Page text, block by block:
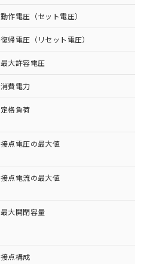
動作電圧（セット電圧）
復帰電圧（リセット電圧）
最大許容電圧
消費電力
定格負荷
接点電圧の最大値
接点電流の最大値
最大開閉容量
接点構成